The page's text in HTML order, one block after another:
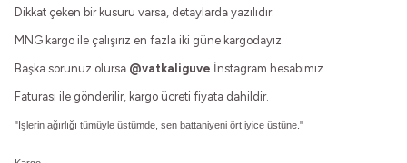
Dikkat çeken bir kusuru varsa, detaylarda yazılıdır.
MNG kargo ile çalışırız en fazla iki güne kargodayız.
Başka sorunuz olursa @vatkaliguve İnstagram hesabımız.
Faturası ile gönderilir, kargo ücreti fiyata dahildir.
" İşlerin ağırlığı tümüyle üstümde, sen battaniyeni ört iyice üstüne."